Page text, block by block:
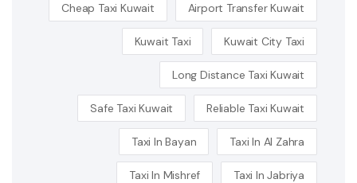
Airport Transfer Kuwait
Cheap Taxi Kuwait
Kuwait City Taxi
Kuwait Taxi
Long Distance Taxi Kuwait
Reliable Taxi Kuwait
Safe Taxi Kuwait
Taxi In Al Zahra
Taxi In Bayan
Taxi In Jabriya
Taxi In Mishref